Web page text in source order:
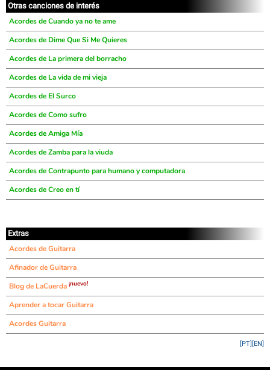
Otras canciones de interés
Acordes de Cuando ya no te ame
Acordes de Dime Que Si Me Quieres
Acordes de La primera del borracho
Acordes de La vida de mi vieja
Acordes de El Surco
Acordes de Como sufro
Acordes de Amiga Mía
Acordes de Zamba para la viuda
Acordes de Contrapunto para humano y computadora
Acordes de Creo en tí
Extras
Acordes de Guitarra
Afinador de Guitarra
Blog de LaCuerda ¡nuevo!
Aprender a tocar Guitarra
Acordes Guitarra
[EN]
[PT]